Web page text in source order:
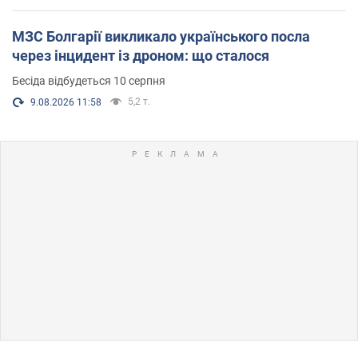
МЗС Болгарії викликало українського посла
через інцидент із дроном: що сталося
Бесіда відбудеться 10 серпня
9.08.2026 11:58 5,2 т.